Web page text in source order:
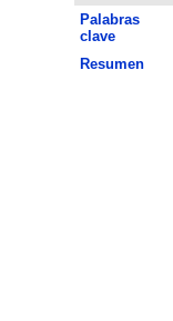
Palabras
clave
Resumen